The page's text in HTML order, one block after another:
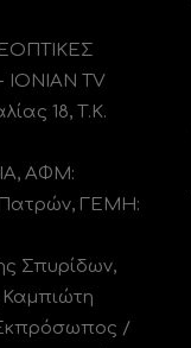
IONIAN TV
18, Τ.Κ.
ΑΦΜ:
Πατρών, ΓΕΜΗ:
Σπυρίδων,
Εκπρόσωπος /